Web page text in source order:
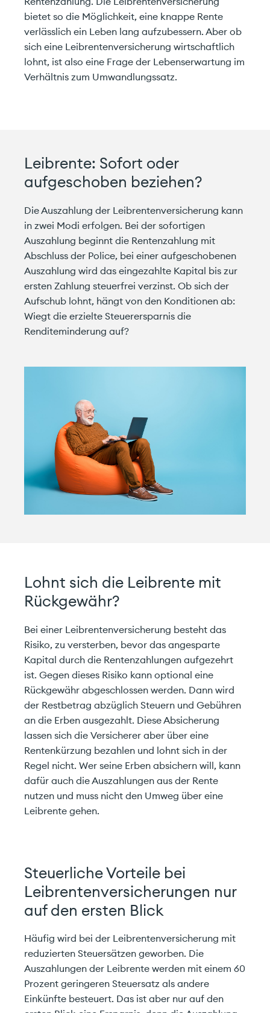
bietet so die Möglichkeit, eine knappe Rente
verlässlich ein Leben lang aufzubessern. Aber ob
sich eine Leibrentenversicherung wirtschaftlich
lohnt, ist also eine Frage der Lebenserwartung im
Verhältnis zum Umwandlungssatz.
Leibrente: Sofort oder
aufgeschoben beziehen?
Die Auszahlung der Leibrentenversicherung kann
in zwei Modi erfolgen. Bei der sofortigen
Auszahlung beginnt die Rentenzahlung mit
Abschluss der Police, bei einer aufgeschobenen
Auszahlung wird das eingezahlte Kapital bis zur
ersten Zahlung steuerfrei verzinst. Ob sich der
Aufschub lohnt, hängt von den Konditionen ab:
Wiegt die erzielte Steuerersparnis die
Renditeminderung auf?
Lohnt sich die Leibrente mit
Rückgewähr?
Bei einer Leibrentenversicherung besteht das
Risiko, zu versterben, bevor das angesparte
Kapital durch die Rentenzahlungen aufgezehrt
ist. Gegen dieses Risiko kann optional eine
Rückgewähr abgeschlossen werden. Dann wird
der Restbetrag abzüglich Steuern und Gebühren
an die Erben ausgezahlt. Diese Absicherung
lassen sich die Versicherer aber über eine
Rentenkürzung bezahlen und lohnt sich in der
Regel nicht. Wer seine Erben absichern will, kann
dafür auch die Auszahlungen aus der Rente
nutzen und muss nicht den Umweg über eine
Leibrente gehen.
Steuerliche Vorteile bei
Leibrentenversicherungen nur
auf den ersten Blick
Häufig wird bei der Leibrentenversicherung mit
reduzierten Steuersätzen geworben. Die
Auszahlungen der Leibrente werden mit einem 60
Prozent geringeren Steuersatz als andere
Einkünfte besteuert. Das ist aber nur auf den
Unverbindlich & effizient.
Privatkunde Geschäftskunde